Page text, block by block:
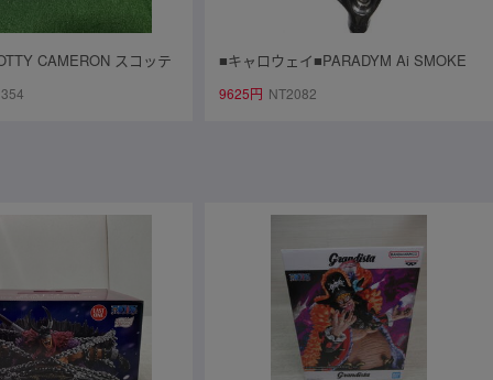
CAMERON スコッテ
パター Lucky Clover SEL
■キャロウェイ■PARADYM Ai SMOKE
U4■4U■S■TENSEI 50 for CW(Ai SMOK
9625円 NT2082